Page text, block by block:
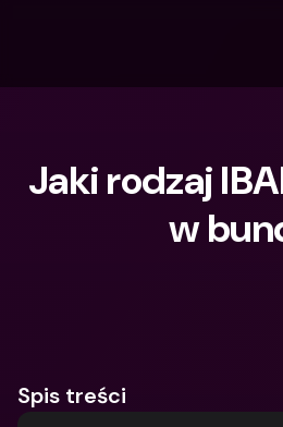
Jaki rodzaj
w
Spis treści